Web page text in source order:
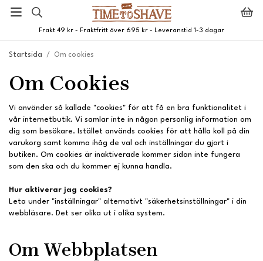
Frakt 49 kr - Fraktfritt över 695 kr - Leveranstid 1-3 dagar
Startsida / Om cookies
Om Cookies
Vi använder så kallade "cookies" för att få en bra funktionalitet i
vår internetbutik. Vi samlar inte in någon personlig information om
dig som besökare. Istället används cookies för att hålla koll på din
varukorg samt komma ihåg de val och inställningar du gjort i
butiken. Om cookies är inaktiverade kommer sidan inte fungera
som den ska och du kommer ej kunna handla.
Hur aktiverar jag cookies?
Leta under "inställningar" alternativt "säkerhetsinställningar" i din
webbläsare. Det ser olika ut i olika system.
Om Webbplatsen